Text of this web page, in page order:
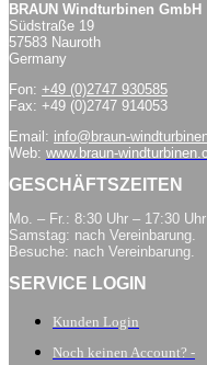
BRAUN Windturbinen GmbH
Südstraße 19
57583 Nauroth
Germany
Fon: +49 (0)2747 930585
Fax: +49 (0)2747 914053
Email: info@braun-
Web: www.braun-
GESCHÄFTSZEITEN
Mo. – Fr.: 8:30 Uhr – 17:30 Uhr
Samstag: nach Vereinbarung.
Besuche: nach Vereinbarung.
SERVICE LOGIN
Kunden Login
Noch keinen Account? -